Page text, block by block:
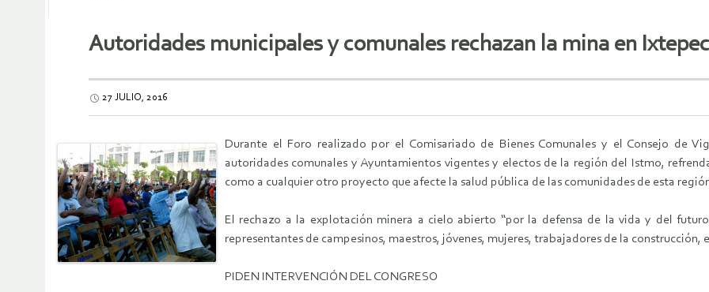
Autoridades municipales y comunales rechazan la mina en Ixtepec
27 JULIO, 2016
Durante el Foro realizado por el Comisariado de Bienes Comunales y el Consejo de
autoridades comunales y Ayuntamientos vigentes y electos de la región del Istmo,
como a cualquier otro proyecto que afecte la salud pública de las comunidades de esta
El rechazo a la explotación minera a cielo abierto “por la defensa de la vida y del
representantes de campesinos, maestros, jóvenes, mujeres, trabajadores de la
PIDEN INTERVENCIÓN DEL CONGRESO